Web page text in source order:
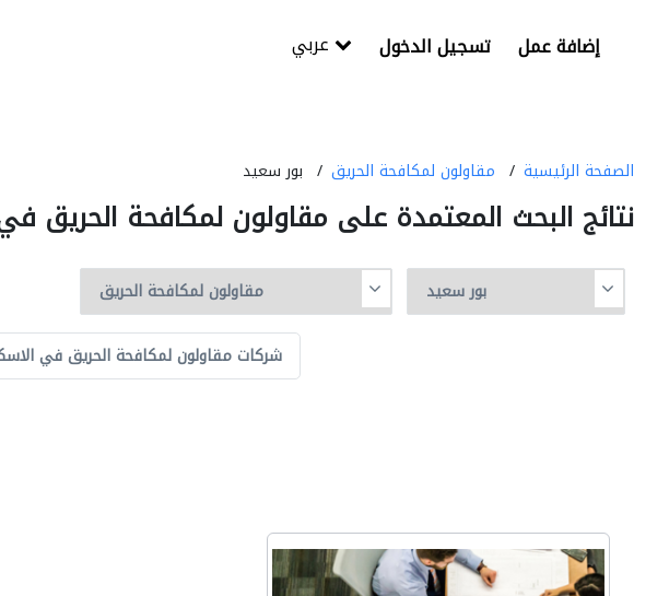
تسجيل الدخول إضافة عمل
الصفحة الرئيسية مقاولون لمكافحة الحريق بور سعيد
نتائج البحث المعتمدة على مقاولون لمكافحة الحريق
شركات مقاولون لمكافحة الحريق في